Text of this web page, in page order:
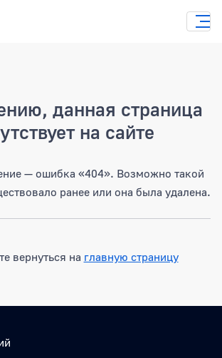
данная страница
на сайте
— ошибка «404». Возможно такой
ранее или она была удалена.
вернуться на главную страницу